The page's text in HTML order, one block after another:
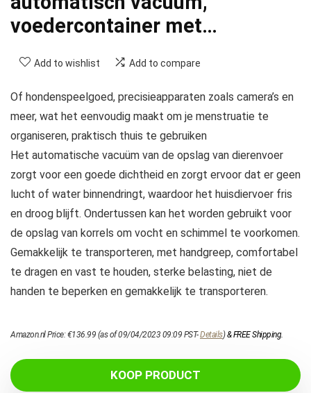
voedercontainer met…
Add to wishlist Add to compare
Of hondenspeelgoed, precisieapparaten zoals camera’s en
meer, wat het eenvoudig maakt om je menstruatie te
organiseren, praktisch thuis te gebruiken
Het automatische vacuüm van de opslag van dierenvoer
zorgt voor een goede dichtheid en zorgt ervoor dat er geen
lucht of water binnendringt, waardoor het huisdiervoer fris
en droog blijft. Ondertussen kan het worden gebruikt voor
de opslag van korrels om vocht en schimmel te voorkomen.
Gemakkelijk te transporteren, met handgreep, comfortabel
te dragen en vast te houden, sterke belasting, niet de
handen te beperken en gemakkelijk te transporteren.
Amazon.nl Price:€136.99 (as of 09/04/2023 09:09 PST-Details)&FREE Shipping.
KOOP PRODUCT